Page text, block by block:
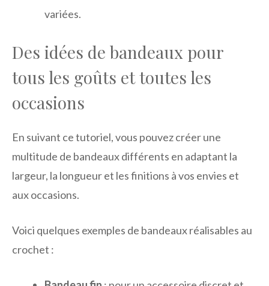
variées.
Des idées de bandeaux pour
tous les goûts et toutes les
occasions
En suivant ce tutoriel, vous pouvez créer une
multitude de bandeaux différents en adaptant la
largeur, la longueur et les finitions à vos envies et
aux occasions.
Voici quelques exemples de bandeaux réalisables au
crochet :